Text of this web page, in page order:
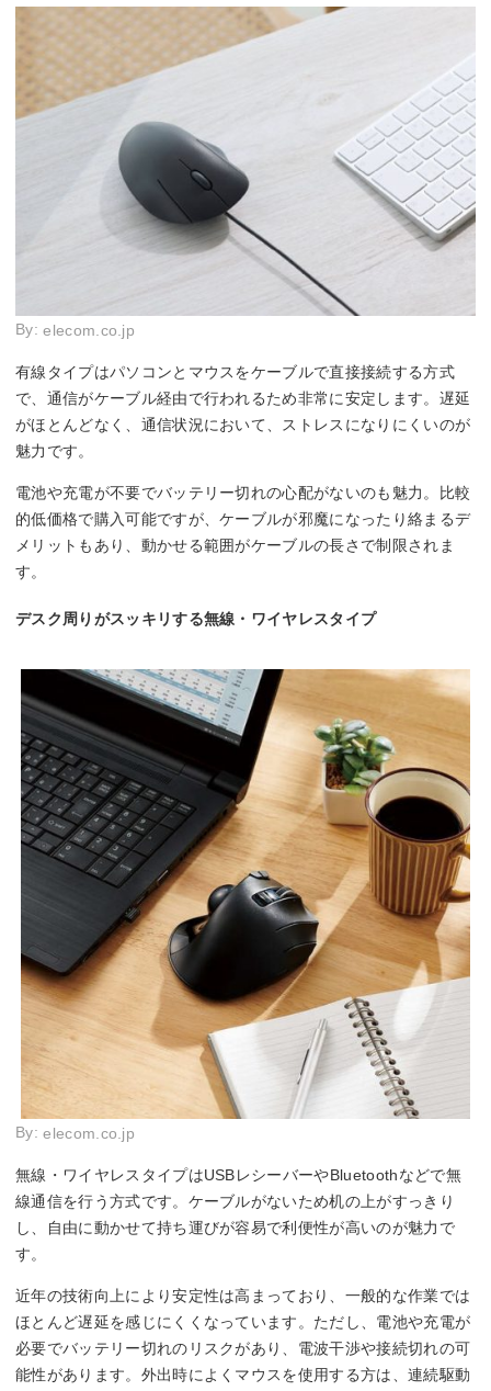
By:elecom.co.jp
有線タイプはパソコンとマウスをケーブルで直接接続する方式
で、通信がケーブル経由で行われるため非常に安定します。遅延
がほとんどなく、通信状況において、ストレスになりにくいのが
魅力です。
電池や充電が不要でバッテリー切れの心配がないのも魅力。比較
的低価格で購入可能ですが、ケーブルが邪魔になったり絡まるデ
メリットもあり、動かせる範囲がケーブルの長さで制限されま
す。
デスク周りがスッキリする無線・ワイヤレスタイプ
By:elecom.co.jp
無線・ワイヤレスタイプはUSBレシーバーやBluetoothなどで無
線通信を行う方式です。ケーブルがないため机の上がすっきり
し、自由に動かせて持ち運びが容易で利便性が高いのが魅力で
す。
近年の技術向上により安定性は高まっており、一般的な作業では
ほとんど遅延を感じにくくなっています。ただし、電池や充電が
必要でバッテリー切れのリスクがあり、電波干渉や接続切れの可
能性があります。外出時によくマウスを使用する方は、連続駆動